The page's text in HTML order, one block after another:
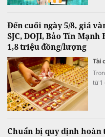
các
Đến cuối ngày 5/8, giá
SJC, DOJI, Bảo Tín
1,8 triệu đồng/lượng
Tài
từ 1
Chuẩn bị quy định hoàn